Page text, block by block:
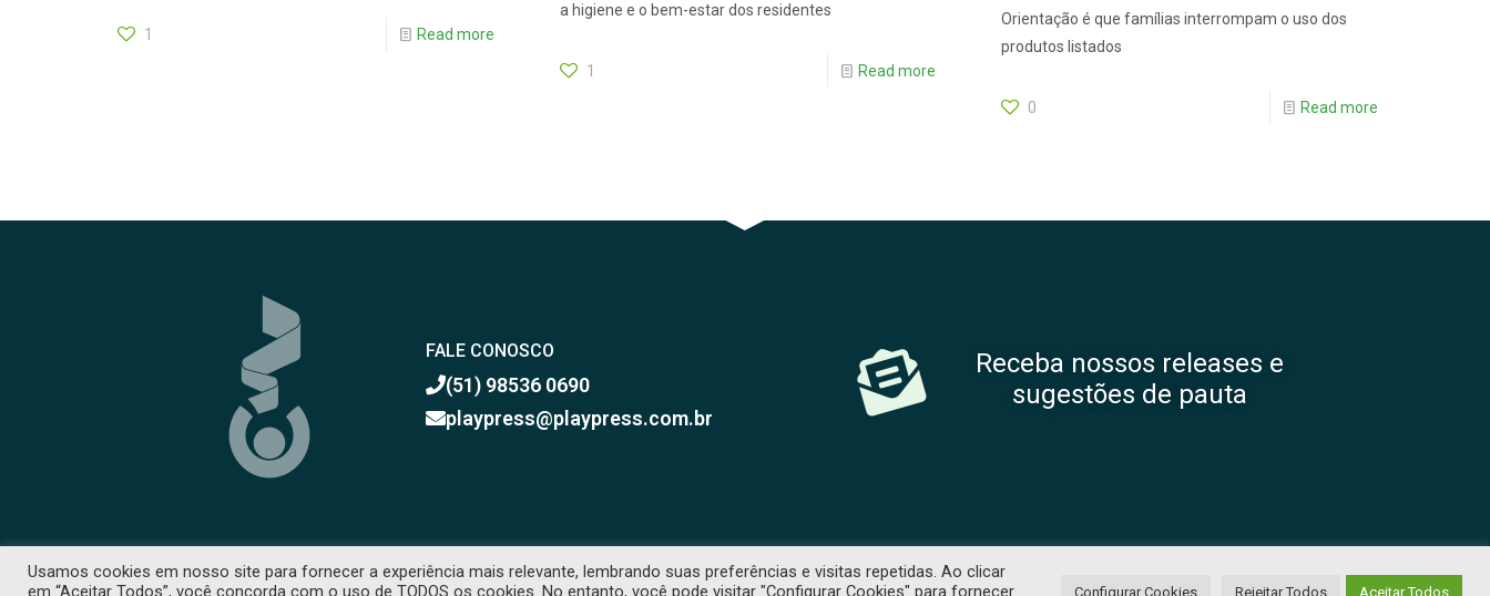
1 Read more
a higiene e o bem-estar dos residentes
1 Read more
Orientação é que famílias interrompam o uso dos
produtos listados
0 Read more
FALE CONOSCO
(51) 98536 0690
playpress@playpress.com.br
Receba nossos releases e
sugestões de pauta
COPYRIGHT 2026 © TODOS OS DIREITOS RESERVADOS. PROIBIDA CÓPIA SEM PRÉVIA AUTORIZAÇÃO. -POLÍTICA DE PRIVACIDADE
Usamos cookies em nosso site para fornecer a experiência mais relevante, lembrando suas preferências e visitas repetidas. Ao clicar
em “Aceitar Todos”, você concorda com o uso de TODOS os cookies. No entanto, você pode visitar "Configurar Cookies" para fornecer
Configurar Cookies Rejeitar Todos Aceitar Todos